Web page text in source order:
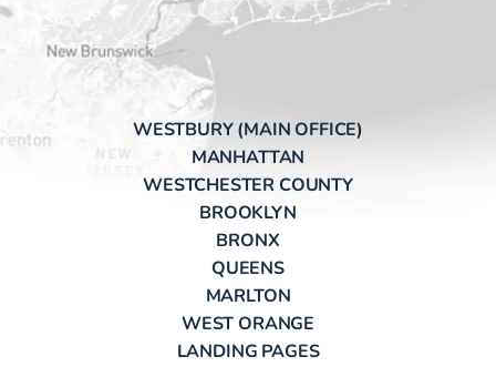
WESTBURY (MAIN OFFICE)
MANHATTAN
WESTCHESTER COUNTY
BROOKLYN
BRONX
QUEENS
MARLTON
WEST ORANGE
LANDING PAGES